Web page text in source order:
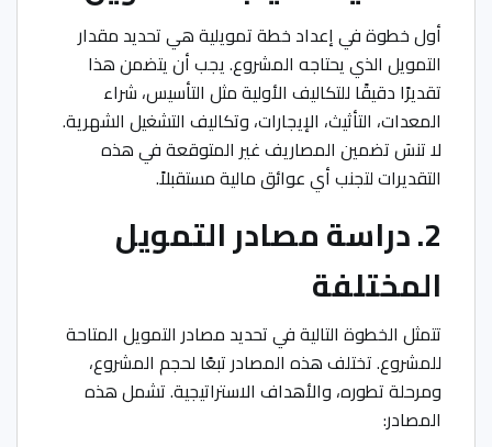
أول خطوة في إعداد خطة تمويلية هي تحديد مقدار
التمويل الذي يحتاجه المشروع. يجب أن يتضمن هذا
تقديرًا دقيقًا للتكاليف الأولية مثل التأسيس، شراء
المعدات، التأثيث، الإيجارات، وتكاليف التشغيل الشهرية.
لا تنسَ تضمين المصاريف غير المتوقعة في هذه
التقديرات لتجنب أي عوائق مالية مستقبلاً.
2. دراسة مصادر التمويل
المختلفة
تتمثل الخطوة التالية في تحديد مصادر التمويل المتاحة
للمشروع. تختلف هذه المصادر تبعًا لحجم المشروع،
ومرحلة تطوره، والأهداف الاستراتيجية. تشمل هذه
المصادر: